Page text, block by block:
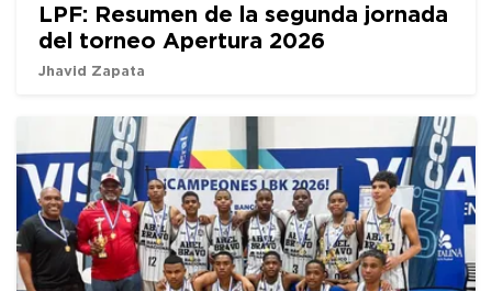
LPF: Resumen de la segunda jornada
del torneo Apertura 2026
Jhavid Zapata